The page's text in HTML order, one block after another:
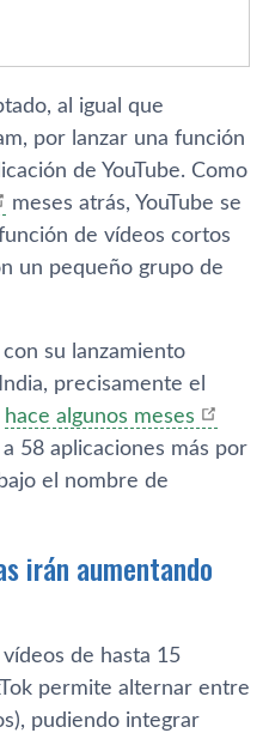
al igual que
por lanzar una función
de YouTube. Como
meses atrás, YouTube se
de vídeos cortos
un pequeño grupo de
con su lanzamiento
precisamente el
hace algunos meses
58 aplicaciones más por
el nombre de
irán aumentando
de hasta 15
permite alternar entre
pudiendo integrar